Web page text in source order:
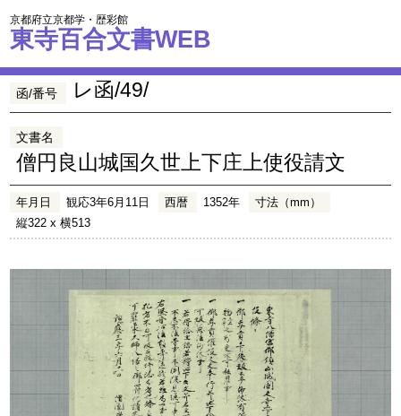
京都府立京都学・歴彩館
東寺百合文書WEB
函/番号 レ函/49/
文書名
僧円良山城国久世上下庄上使役請文
年月日 観応3年6月11日 西暦 1352年
寸法（mm）
縦322 x 横513